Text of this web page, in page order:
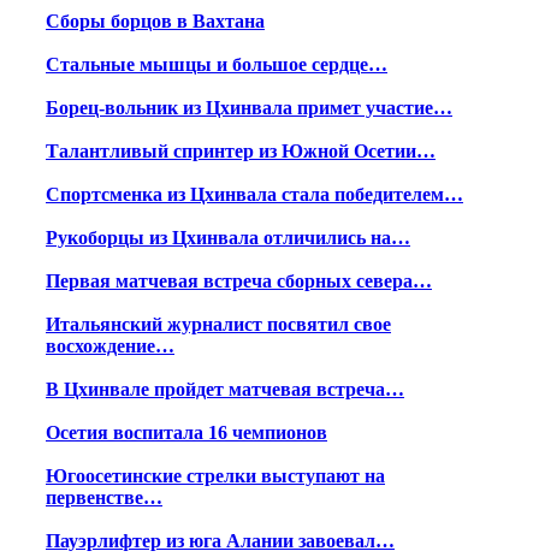
Сборы борцов в Вахтана
Стальные мышцы и большое сердце…
Борец-вольник из Цхинвала примет участие…
Талантливый спринтер из Южной Осетии…
Спортсменка из Цхинвала стала победителем…
Рукоборцы из Цхинвала отличились на…
Первая матчевая встреча сборных севера…
Итальянский журналист посвятил свое
восхождение…
В Цхинвале пройдет матчевая встреча…
Осетия воспитала 16 чемпионов
Югоосетинские стрелки выступают на
первенстве…
Пауэрлифтер из юга Алании завоевал…